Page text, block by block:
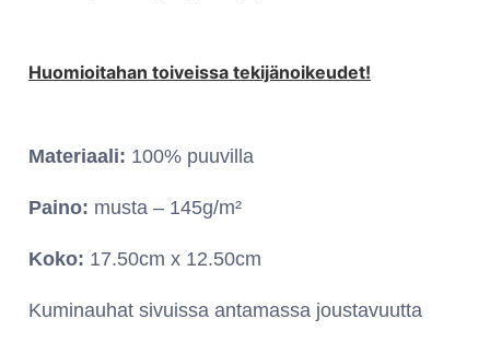
Huomioitahan toiveissa tekijänoikeudet!
Materiaali: 100% puuvilla
Paino: musta – 145g/m²
Koko: 17.50cm x 12.50cm
Kuminauhat sivuissa antamassa joustavuutta